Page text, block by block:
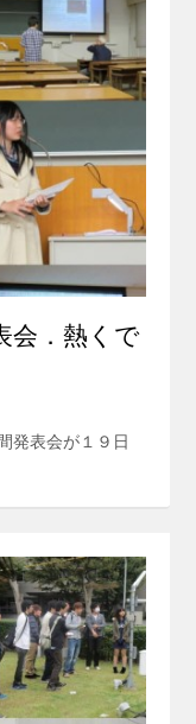
会．熱くで
発表会が１９日